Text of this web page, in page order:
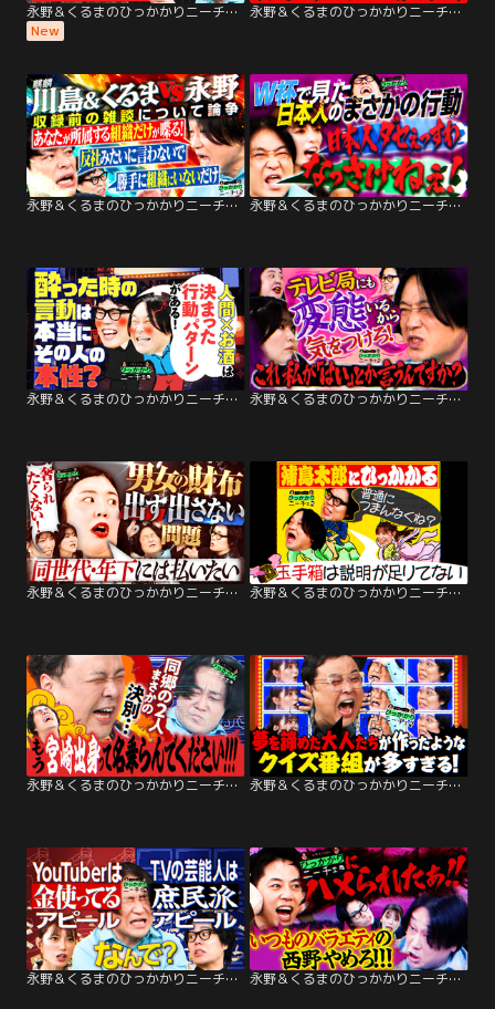
永野＆くるまのひっかかりニーチェ たくろう赤木がひっかかること
New
永野＆くるまのひっかかりニーチェ 麒麟・川島が松茸にひっかかる
永野＆くるまのひっかかりニーチェ 麒麟・川島がひっかかること 永野＆くるまのひっかかりニーチェ W杯でハシャげない日本人にひっかかる
永野＆くるまのひっかかりニーチェ 酔った時の言動が本性と言われることにひっかかる 永野＆くるまのひっかかりニーチェ 紅しょうが・稲田のひっかかること
永野＆くるまのひっかかりニーチェ 紅しょうが・熊元プロレスのひっかかること 永野＆くるまのひっかかりニーチェ 浦島太郎にひっかかる
永野＆くるまのひっかかりニーチェ 永野vsとろサーモン久保田 同郷の2人がまさかの決別… 永野＆くるまのひっかかりニーチェ とろサーモン久保田のひっかかること
永野＆くるまのひっかかりニーチェ YouTuberはお金持ちアピールをしてTVタレントは庶民派アピールをするのにひっかかる 永野＆くるまのひっかかりニーチェ 番宣の時にバラエティやるキングコング西野にひっかかる